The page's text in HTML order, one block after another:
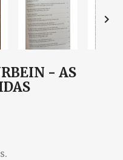

- AS